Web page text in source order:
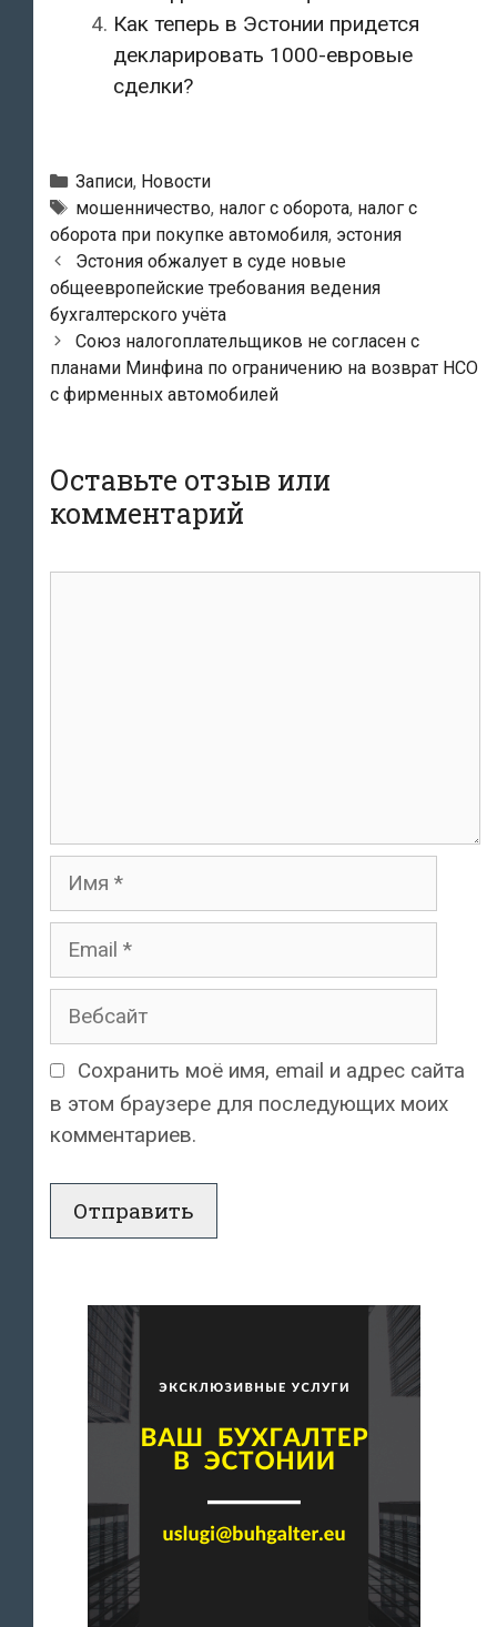
Как теперь в Эстонии придется
декларировать 1000-евровые
сделки?
Рубрики
Записи, Новости
Метки
мошенничество, налог с оборота, налог с
оборота при покупке автомобиля, эстония
Навигация
по
записям
Эстония обжалует в суде новые
общеевропейские требования ведения
бухгалтерского учёта
Союз налогоплательщиков не согласен с
планами Минфина по ограничению на возврат НСО
с фирменных автомобилей
Оставьте отзыв или
комментарий
Имя
Email
Вебсайт
Сохранить моё имя, email и адрес сайта
в этом браузере для последующих моих
комментариев.